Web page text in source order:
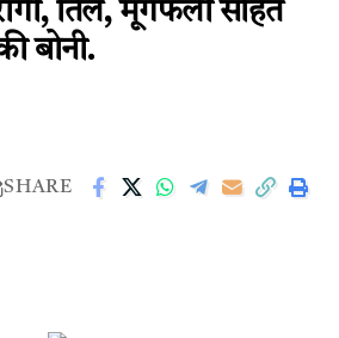
तिल, मूंगफली सहित
बोनी.
SHARE